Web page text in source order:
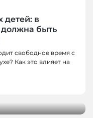
детей: в
быть
свободное время с
Как это влияет на
Союза
проектами